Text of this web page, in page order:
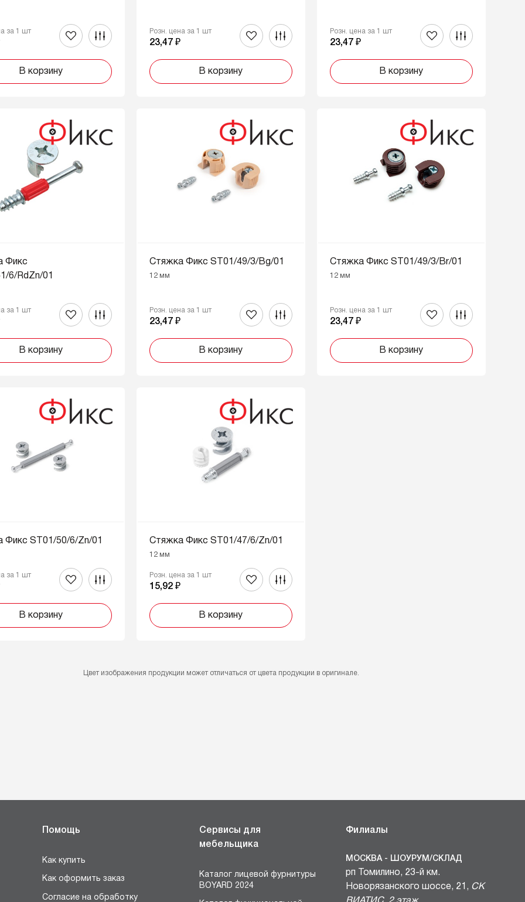
за 1 шт
В корзину
Розн. цена за 1 шт
23,47 ₽
В корзину
Розн. цена за 1 шт
23,47 ₽
В корзину
Фикс
6/RdZn/01
за 1 шт
В корзину
Стяжка Фикс ST01/49/3/Bg/01
12 мм
Розн. цена за 1 шт
23,47 ₽
В корзину
Стяжка Фикс ST01/49/3/Br/01
12 мм
Розн. цена за 1 шт
23,47 ₽
В корзину
Фикс ST01/50/6/Zn/01
за 1 шт
В корзину
Стяжка Фикс ST01/47/6/Zn/01
12 мм
Розн. цена за 1 шт
15,92 ₽
В корзину
Цвет изображения продукции может отличаться от цвета продукции в оригинале.
Помощь
Как купить
Как оформить заказ
Согласие на обработку
Сервисы для
мебельщика
Каталог лицевой фурнитуры
BOYARD 2024
Филиалы
МОСКВА - ШОУРУМ/СКЛАД
рп Томилино, 23-й км.
Новорязанского шоссе, 21, СК